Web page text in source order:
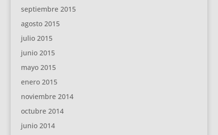
septiembre 2015
agosto 2015
julio 2015
junio 2015
mayo 2015
enero 2015
noviembre 2014
octubre 2014
junio 2014